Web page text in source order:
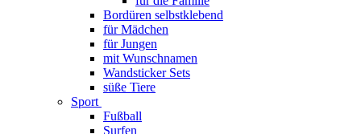
Bordüren selbstklebend
für Mädchen
für Jungen
mit Wunschnamen
Wandsticker Sets
süße Tiere
Sport
Fußball
Surfen